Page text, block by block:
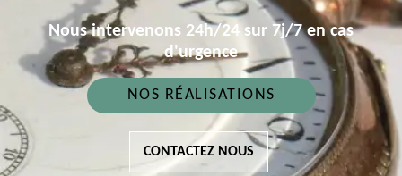
Nous intervenons 24h/24 sur 7j/7 en cas
d'urgence
NOS RÉALISATIONS
CONTACTEZ NOUS